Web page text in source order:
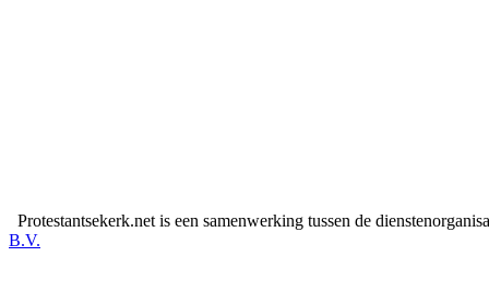
Protestantsekerk.net is een samenwerking tussen de
B.V.